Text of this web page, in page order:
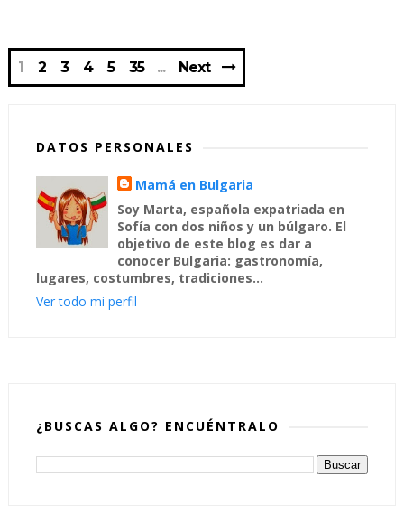
1 2 3 4 5 35 Next
DATOS PERSONALES
Mamá en Bulgaria
Soy Marta, española expatriada en
Sofía con dos niños y un búlgaro. El
objetivo de este blog es dar a
conocer Bulgaria: gastronomía,
lugares, costumbres, tradiciones...
Ver todo mi perfil
¿BUSCAS ALGO? ENCUÉNTRALO